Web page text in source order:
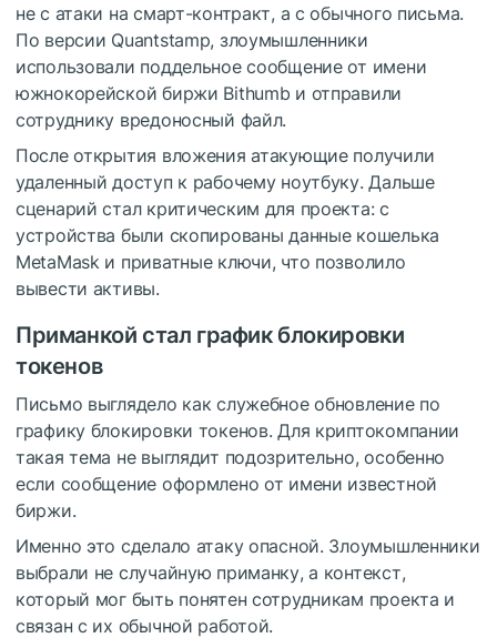
не с атаки на смарт-контракт, а с обычного письма.
По версии Quantstamp, злоумышленники
использовали поддельное сообщение от имени
южнокорейской биржи Bithumb и отправили
сотруднику вредоносный файл.
После открытия вложения атакующие получили
удаленный доступ к рабочему ноутбуку. Дальше
сценарий стал критическим для проекта: с
устройства были скопированы данные кошелька
MetaMask и приватные ключи, что позволило
вывести активы.
Приманкой стал график блокировки
токенов
Письмо выглядело как служебное обновление по
графику блокировки токенов. Для криптокомпании
такая тема не выглядит подозрительно, особенно
если сообщение оформлено от имени известной
биржи.
Именно это сделало атаку опасной. Злоумышленники
выбрали не случайную приманку, а контекст,
который мог быть понятен сотрудникам проекта и
связан с их обычной работой.